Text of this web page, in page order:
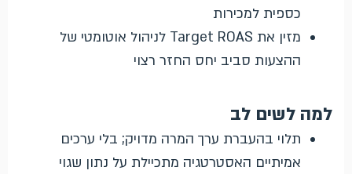
כספית למכירות
מזין את Target ROAS לניהול אוטומטי של
ההצעות סביב יחס החזר רצוי
למה לשים לב
תלוי בהעברת ערך המרה מדויק; בלי ערכים
אמיתיים האסטרטגיה מתכיילת על נתון שגוי